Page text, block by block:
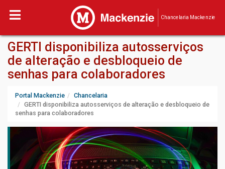
Chancelaria Mackenzie
GERTI disponibiliza autosserviços
de alteração e desbloqueio de
senhas para colaboradores
Portal Mackenzie
Chancelaria
GERTI disponibiliza autosserviços de alteração e desbloqueio de
senhas para colaboradores